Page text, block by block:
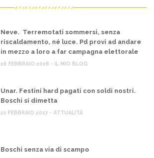
Neve. Terremotati sommersi, senza
riscaldamento, né luce. Pd provi ad andare
in mezzo a loro a far campagna elettorale
26 FEBBRAIO 2018 - IL MIO BLOG
Unar. Festini hard pagati con soldi nostri.
Boschi si dimetta
21 FEBBRAIO 2017 - ATTUALITÀ
Boschi senza via di scampo